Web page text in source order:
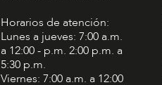
Horarios de atención:
Lunes a jueves: 7:00 a.m.
a 12:00 - p.m. 2:00 p.m. a
5:30 p.m.
Viernes: 7:00 a.m. a 12:00